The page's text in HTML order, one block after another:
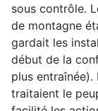
sous contrôle.
de montagne
gardait les
début de la
plus
traitaient le